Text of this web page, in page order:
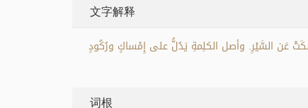
文字解释
عَن السَّيْرِ. وأصل الكلِمةِ يَدُلُّ على إِمْساكٍ ورُكُودٍ
词根